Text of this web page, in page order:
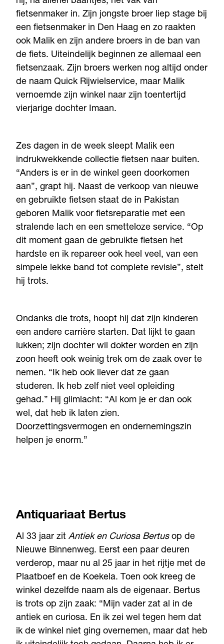
fietsenmaker in. Zijn jongste broer liep stage bij
een fietsenmaker in Den Haag en zo raakten
ook Malik en zijn andere broers in de ban van
de fiets. Uiteindelijk beginnen ze allemaal een
fietsenzaak. Zijn broers werken nog altijd onder
de naam Quick Rijwielservice, maar Malik
vernoemde zijn winkel naar zijn toentertijd
vierjarige dochter Imaan.
Zes dagen in de week sleept Malik een
indrukwekkende collectie fietsen naar buiten.
“Anders is er in de winkel geen doorkomen
aan”, grapt hij. Naast de verkoop van nieuwe
en gebruikte fietsen staat de in Pakistan
geboren Malik voor fietsreparatie met een
stralende lach en een smetteloze service. “Op
dit moment gaan de gebruikte fietsen het
hardste en ik repareer ook heel veel, van een
simpele lekke band tot complete revisie”, stelt
hij trots.
Ondanks die trots, hoopt hij dat zijn kinderen
een andere carrière starten. Dat lijkt te gaan
lukken; zijn dochter wil dokter worden en zijn
zoon heeft ook weinig trek om de zaak over te
nemen. “Ik heb ook liever dat ze gaan
studeren. Ik heb zelf niet veel opleiding
gehad.” Hij glimlacht: “Al kom je er dan ook
wel, dat heb ik laten zien.
Doorzettingsvermogen en ondernemingszin
helpen je enorm.”
Antiquariaat Bertus
Al 33 jaar zit Antiek en Curiosa Bertusop de
Nieuwe Binnenweg. Eerst een paar deuren
verderop, maar nu al 25 jaar in het rijtje met de
Plaatboef en de Koekela. Toen ook kreeg de
winkel dezelfde naam als de eigenaar. Bertus
is trots op zijn zaak: “Mijn vader zat al in de
antiek en curiosa. En ik zei wel tegen hem dat
ik de winkel niet ging overnemen, maar dat heb